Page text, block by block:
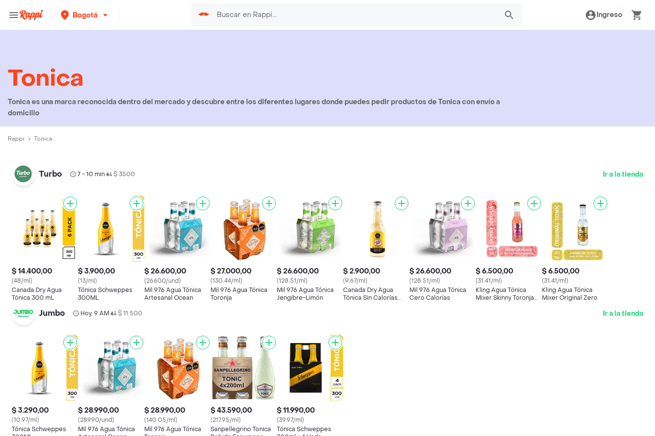
Bogotá Ingreso
Tonica
Tonica es una marca reconocida dentro del mercado y descubre entre los diferentes lugares donde puedes pedir productos de Tonica con envío a
domicilio
Rappi Tonica
Turbo 7 - 10 min• $ 3500 Ir a la tienda
$ 14.400,00
(48/ml)
Canada Dry Agua
Tónica 300 mL
$ 3.900,00
(13/ml)
Tónica Schweppes
300ML
$ 26.600,00
(26600/und)
Mil 976 Agua Tónica
Artesanal Ocean
$ 27.000,00
(130.44/ml)
Mil 976 Agua Tónica
Toronja
$ 26.600,00
(128.51/ml)
Mil 976 Agua Tónica
Jengibre-Limón
$ 2.900,00
(9.67/ml)
Canada Dry Agua
Tónica Sin Calorías
$ 26.600,00
(128.51/ml)
Mil 976 Agua Tónica
Cero Calorías
$ 6.500,00
(31.41/ml)
Kling Agua Tónica
Mixer Skinny Toronja
$ 6.500,00
(31.41/ml)
Kling Agua Tónica
Mixer Original Zero
Jumbo Hoy, 9 AM• $ 11.500 Ir a la tienda
$ 3.290,00
(10.97/ml)
Tónica Schweppes
$ 28.990,00
(28990/und)
Mil 976 Agua Tónica
$ 28.990,00
(140.05/ml)
Mil 976 Agua Tónica
$ 43.590,00
(217.95/ml)
Sanpellegrino Tonica
$ 11.990,00
(39.97/ml)
Tónica Schweppes